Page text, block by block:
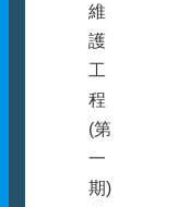
維
護
工
程
(第
一
期)